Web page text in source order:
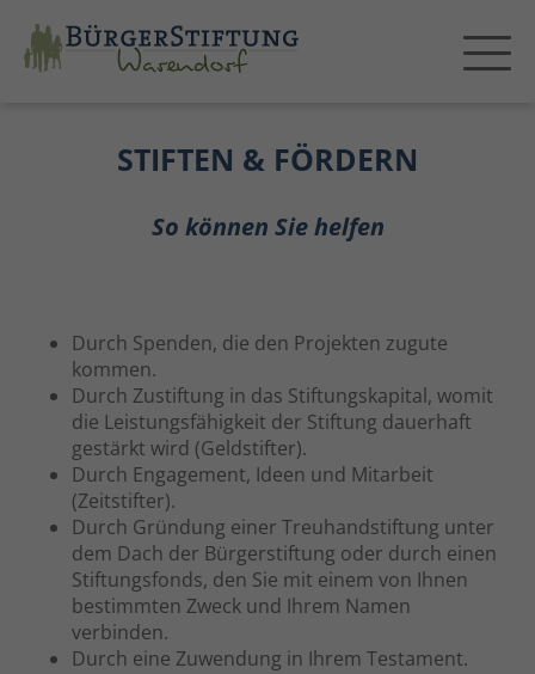
STIFTEN & FÖRDERN
So können Sie helfen
Durch Spenden, die den Projekten zugute
kommen.
Durch Zustiftung in das Stiftungskapital, womit
die Leistungsfähigkeit der Stiftung dauerhaft
gestärkt wird (Geldstifter).
Durch Engagement, Ideen und Mitarbeit
(Zeitstifter).
Durch Gründung einer Treuhandstiftung unter
dem Dach der Bürgerstiftung oder durch einen
Stiftungsfonds, den Sie mit einem von Ihnen
bestimmten Zweck und Ihrem Namen
verbinden.
Durch eine Zuwendung in Ihrem Testament.